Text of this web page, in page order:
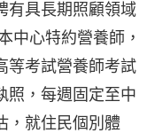
有具長期照顧領域
中心特約營養師，
等考試營養師考試
照，每週固定至中
，就住民個別體